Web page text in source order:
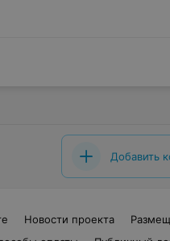
Добавить
Новости проекта